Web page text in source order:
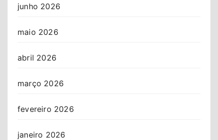
junho 2026
maio 2026
abril 2026
março 2026
fevereiro 2026
janeiro 2026